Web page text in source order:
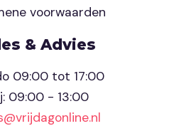
voorwaarden
& Advies
09:00 tot 17:00
09:00 - 13:00